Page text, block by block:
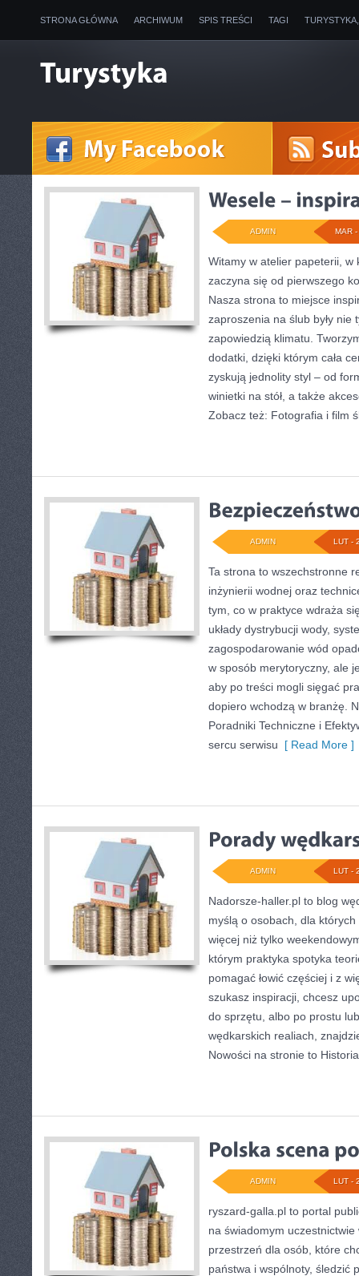
STRONA GŁÓWNA ARCHIWUM SPIS TREŚCI TAGI
MAR
ADMIN
Witamy w atelier papeterii, w
zaczyna się od pierwszego
Nasza strona to miejsce
zaproszenia na ślub były nie
zapowiedzią klimatu.
dodatki, dzięki którym cała
zyskują jednolity styl – od
winietki na stół, a także
Zobacz też: Fotografia i film
LUT -
ADMIN
Ta strona to wszechstronne
inżynierii wodnej oraz
tym, co w praktyce wdraża
układy dystrybucji wody,
zagospodarowanie wód
w sposób merytoryczny, ale
aby po treści mogli sięgać
dopiero wchodzą w branżę.
Poradniki Techniczne i
sercu serwisu [ Read More ]
LUT -
ADMIN
Nadorsze-haller.pl to blog
myślą o osobach, dla których
więcej niż tylko
którym praktyka spotyka
pomagać łowić częściej i z
szukasz inspiracji, chcesz
do sprzętu, albo po prostu
wędkarskich realiach,
Nowości na stronie to
LUT -
ADMIN
ryszard-galla.pl to portal
na świadomym
przestrzeń dla osób, które
państwa i wspólnoty, śledzić